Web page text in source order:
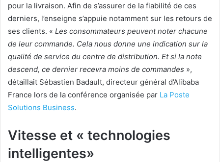
pour la livraison. Afin de s’assurer de la fiabilité de ces
derniers, l’enseigne s’appuie notamment sur les retours de
ses clients. « Les consommateurs peuvent noter chacune
de leur commande. Cela nous donne une indication sur la
qualité de service du centre de distribution. Et si la note
descend, ce dernier recevra moins de commandes »,
détaillait Sébastien Badault, directeur général d’Alibaba
France lors de la conférence organisée par La Poste
Solutions Business.
Vitesse et « technologies
intelligentes»